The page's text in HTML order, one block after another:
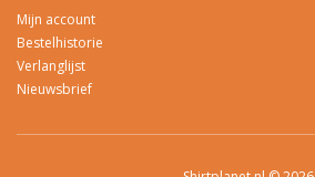
Mijn account
Bestelhistorie
Verlanglijst
Nieuwsbrief